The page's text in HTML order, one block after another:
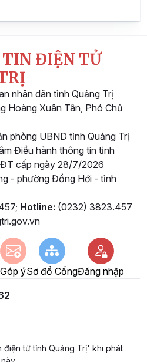
TIN ĐIỆN TỬ
nhân dân tỉnh Quảng Trị
Hoàng Xuân Tân, Phó Chủ
phòng UBND tỉnh Quảng Trị
Điều hành thông tin tỉnh
cấp ngày 28/7/2026
- phường Đồng Hới - tỉnh
Hotline: (0232) 3823.457
Góp ýSơ đồ CổngĐăng nhập
điện tử tỉnh Quảng Trị' khi phát